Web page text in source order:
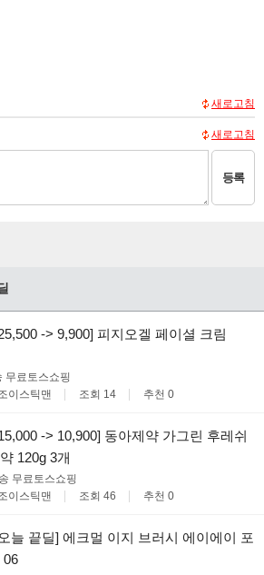
새로고침
새로고침
등록
-> 9,900] 피지오겔 페이셜 크림
무료토스쇼핑
이스틱맨 조회 14 추천 0
-> 10,900] 동아제약 가그린 후레쉬
120g 3개
무료토스쇼핑
이스틱맨 조회 46 추천 0
늘 끝딜] 에크멀 이지 브러시 에이에이 포
06